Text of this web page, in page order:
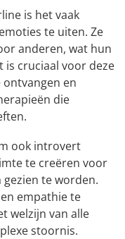
is het vaak
te uiten. Ze
anderen, wat hun
is cruciaal voor deze
en
die
ook introvert
te creëren voor
te worden.
empathie te
welzijn van alle
stoornis.